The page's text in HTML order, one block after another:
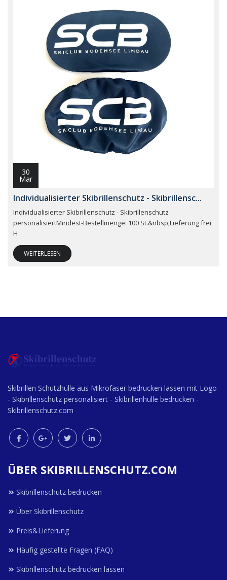
30
Mar
Individualisierter Skibrillenschutz - Skibrillensc...
Individualisierter Skibrillenschutz - Skibrillenschutz
personalisiertMindest-Bestellmenge: 100 St.&nbsp;Lieferung frei
H
WEITERLESEN
Skibrillen Schutzhülle aus Mikrofaser bedrucken lassen mit Logo
- Skibrillenschutz personalisiert - Skibrillenhülle bedrucken -
Skibrillenschutz.com
ÜBER SKIBRILLENSCHUTZ.COM
Skibrillenschutz bedrucken
Über Skibrillenschutz
Preis&Lieferung
Häufig gestellte Fragen (FAQ)
Skibrillenschutz bedrucken lassen